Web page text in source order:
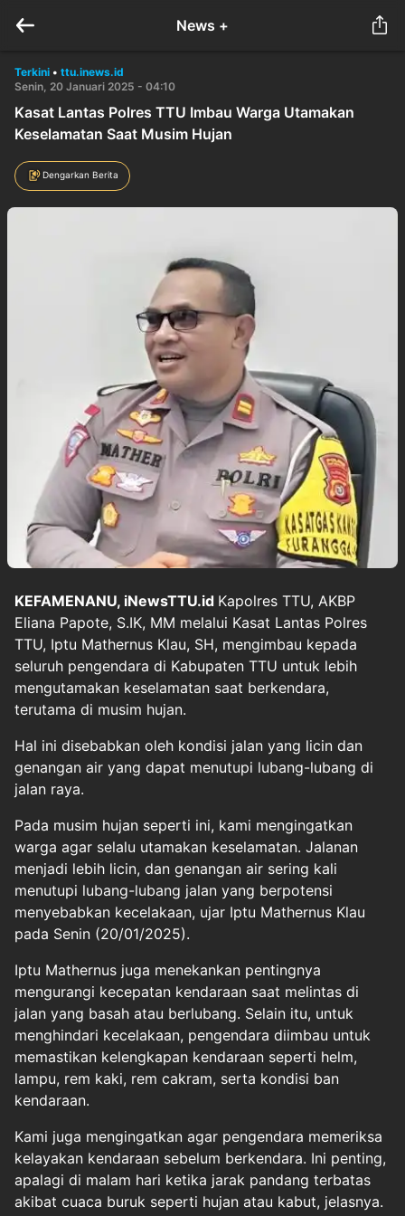
News +
Terkini • ttu.inews.id
Senin, 20 Januari 2025 - 04:10
Kasat Lantas Polres TTU Imbau Warga Utamakan
Keselamatan Saat Musim Hujan
Dengarkan Berita
KEFAMENANU, iNewsTTU.id Kapolres TTU, AKBP
Eliana Papote, S.IK, MM melalui Kasat Lantas Polres
TTU, Iptu Mathernus Klau, SH, mengimbau kepada
seluruh pengendara di Kabupaten TTU untuk lebih
mengutamakan keselamatan saat berkendara,
terutama di musim hujan.
Hal ini disebabkan oleh kondisi jalan yang licin dan
genangan air yang dapat menutupi lubang-lubang di
jalan raya.
Pada musim hujan seperti ini, kami mengingatkan
warga agar selalu utamakan keselamatan. Jalanan
menjadi lebih licin, dan genangan air sering kali
menutupi lubang-lubang jalan yang berpotensi
menyebabkan kecelakaan, ujar Iptu Mathernus Klau
pada Senin (20/01/2025).
Iptu Mathernus juga menekankan pentingnya
mengurangi kecepatan kendaraan saat melintas di
jalan yang basah atau berlubang. Selain itu, untuk
menghindari kecelakaan, pengendara diimbau untuk
memastikan kelengkapan kendaraan seperti helm,
lampu, rem kaki, rem cakram, serta kondisi ban
kendaraan.
Kami juga mengingatkan agar pengendara memeriksa
kelayakan kendaraan sebelum berkendara. Ini penting,
apalagi di malam hari ketika jarak pandang terbatas
akibat cuaca buruk seperti hujan atau kabut, jelasnya.